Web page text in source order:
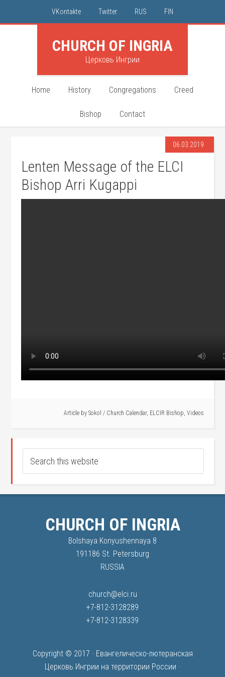
VKontakte Twitter RUS FIN
CHURCH OF INGRIA
Церковь Ингрии
Home History Congregations Creed
Bishop Contact
06.03.2019
Lenten Message of the ELCI
Bishop Arri Kugappi
Article by Sokol / Church Calendar, ELCIR Bishop, Videos
CHURCH OF INGRIA
Bolshaya Konyushennaya 8
191186 St. Petersburg
RUSSIA
church@elci.ru
+7-812-3128289
+7-812-3128339
Copyright © 2017 · Евангелическо-лютеранская
Церковь Ингрии на территории России ·